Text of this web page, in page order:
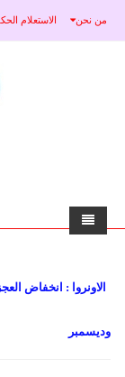
من نحن الاستعلام
الاونروا : انخفاض
وديسمبر
محلي
منوعات